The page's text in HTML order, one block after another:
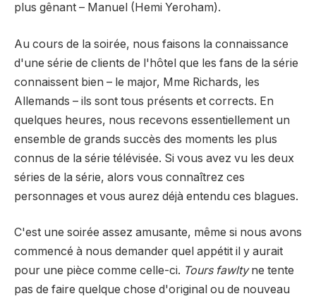
plus gênant – Manuel (Hemi Yeroham).
Au cours de la soirée, nous faisons la connaissance
d'une série de clients de l'hôtel que les fans de la série
connaissent bien – le major, Mme Richards, les
Allemands – ils sont tous présents et corrects. En
quelques heures, nous recevons essentiellement un
ensemble de grands succès des moments les plus
connus de la série télévisée. Si vous avez vu les deux
séries de la série, alors vous connaîtrez ces
personnages et vous aurez déjà entendu ces blagues.
C'est une soirée assez amusante, même si nous avons
commencé à nous demander quel appétit il y aurait
pour une pièce comme celle-ci. Tours fawltyne tente
pas de faire quelque chose d'original ou de nouveau